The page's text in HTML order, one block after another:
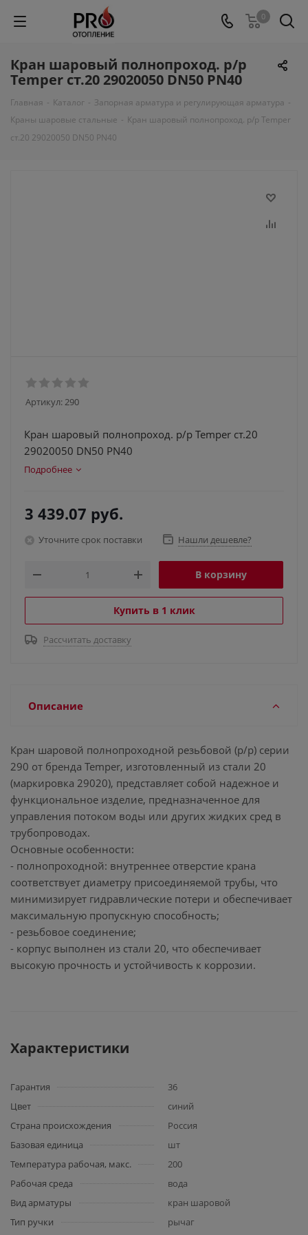
0
Кран шаровый полнопроход. р/р
Temper ст.20 29020050 DN50 PN40
Главная - Каталог - Запорная арматура и регулирующая арматура -
Краны шаровые стальные - Кран шаровый полнопроход. р/р Temper
ст.20 29020050 DN50 PN40
Артикул:290
Кран шаровый полнопроход. р/р Temper ст.20
29020050 DN50 PN40
Подробнее
3 439.07 руб.
Уточните срок поставки Нашли дешевле?
В корзину
Купить в 1 клик
Рассчитать доставку
Описание
Кран шаровой полнопроходной резьбовой (р/р) серии
290 от бренда Temper, изготовленный из стали 20
(маркировка 29020), представляет собой надежное и
функциональное изделие, предназначенное для
управления потоком воды или других жидких сред в
трубопроводах.
Основные особенности:
- полнопроходной: внутреннее отверстие крана
соответствует диаметру присоединяемой трубы, что
минимизирует гидравлические потери и обеспечивает
максимальную пропускную способность;
- резьбовое соединение;
- корпус выполнен из стали 20, что обеспечивает
высокую прочность и устойчивость к коррозии.
Характеристики
Гарантия
36
Цвет
синий
Страна происхождения
Россия
Базовая единица
шт
Температура рабочая, макс.
200
Рабочая среда
вода
Вид арматуры
кран шаровой
Тип ручки
рычаг